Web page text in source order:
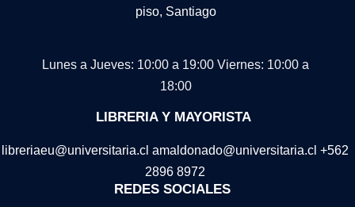
piso, Santiago
Lunes a Jueves: 10:00 a 19:00 Viernes: 10:00 a
18:00
LIBRERIA Y MAYORISTA
libreriaeu@universitaria.cl amaldonado@universitaria.cl +562
2896 8972
REDES SOCIALES